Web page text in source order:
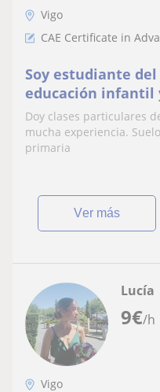
Vigo
CAE Certificate in
Soy estudiante
educación infantil
particulares de
deberes
Doy clases particulares
mucha experiencia.
primaria
ver más
9€/h
Lucía
Vigo